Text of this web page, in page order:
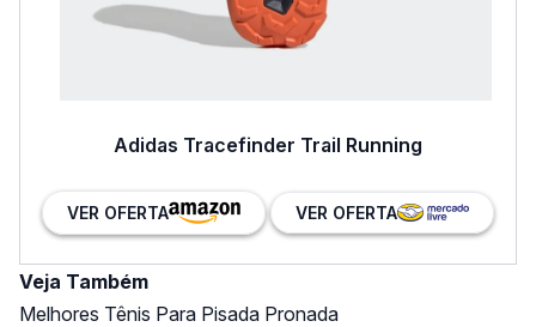
Adidas Tracefinder Trail Running
VER OFERTA VER OFERTA
Veja Também
Melhores Tênis Para Pisada Pronada